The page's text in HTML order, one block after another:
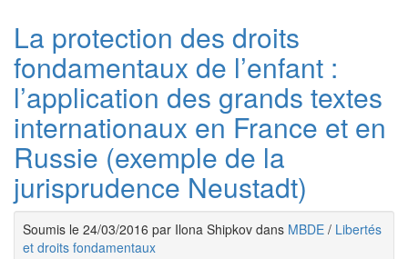
La protection des droits
fondamentaux de l’enfant :
l’application des grands textes
internationaux en France et en
Russie (exemple de la
jurisprudence Neustadt)
Soumis le 24/03/2016 par Ilona Shipkov dans MBDE / Libertés
et droits fondamentaux